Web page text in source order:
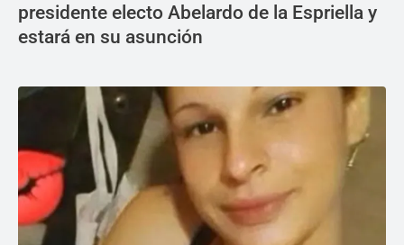
presidente electo Abelardo de la Espriella y
estará en su asunción